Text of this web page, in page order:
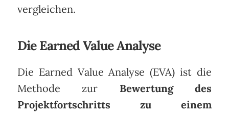
vergleichen.
Die Earned Value Analyse
Die Earned Value Analyse (EVA) ist die
Methode zur Bewertung des
Projektfortschritts zu einem